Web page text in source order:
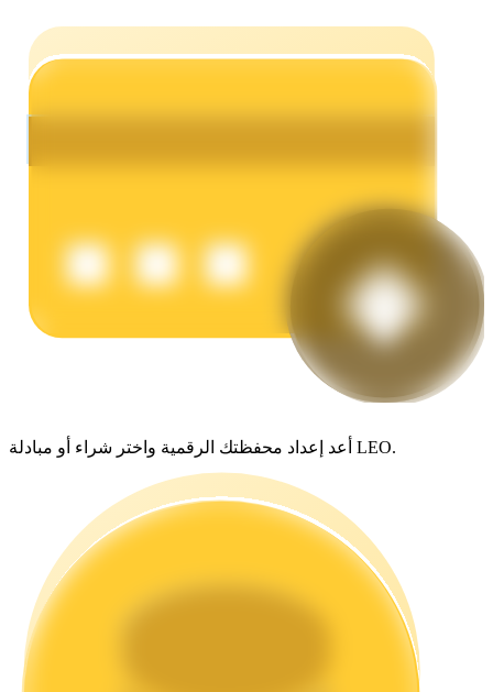
استراتيجيات التداول
خنزير الطاقة
احصل على مكافآت تنافسية يوميًا
أعد إعداد محفظتك الرقمية واختر شراء أو مبادلة LEO.